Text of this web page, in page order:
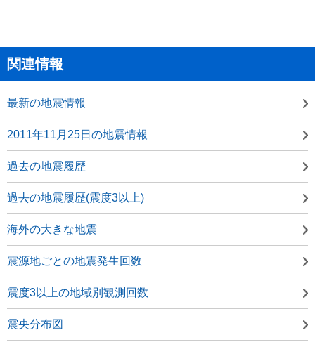
関連情報
最新の地震情報
2011年11月25日の地震情報
過去の地震履歴
過去の地震履歴(震度3以上)
海外の大きな地震
震源地ごとの地震発生回数
震度3以上の地域別観測回数
震央分布図